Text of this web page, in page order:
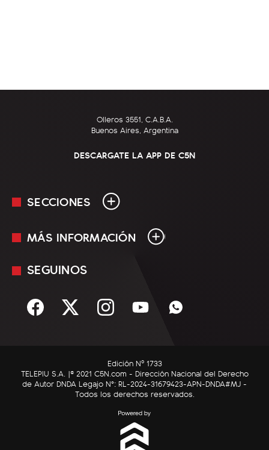
Olleros 3551, C.A.B.A.
Buenos Aires, Argentina
DESCARGATE LA APP DE C5N
SECCIONES
En Vivo
Sociedad
C5N Autos
RatingCero
MÁS INFORMACIÓN
Mediakit
Términos y condiciones
SEGUINOS
Edición Nº 1733
TELEPIU S.A. |© 2021 C5N.com - Dirección Nacional del Derecho
de Autor DNDA Legajo N°: RL-2024-31679423-APN-DNDA#MJ -
Todos los derechos reservados.